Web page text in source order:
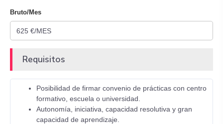
Bruto/Mes
Requisitos
Posibilidad de firmar convenio de prácticas con centro
formativo, escuela o universidad.
Autonomía, iniciativa, capacidad resolutiva y gran
capacidad de aprendizaje.